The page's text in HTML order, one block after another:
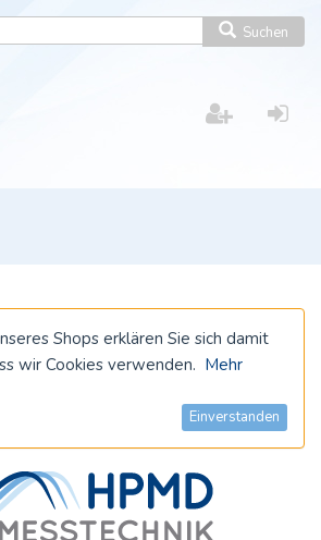
Suchen
Shops erklären Sie sich damit
wir Cookies verwenden. Mehr
Einverstanden